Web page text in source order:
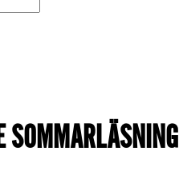
SOMMARLÄSNING